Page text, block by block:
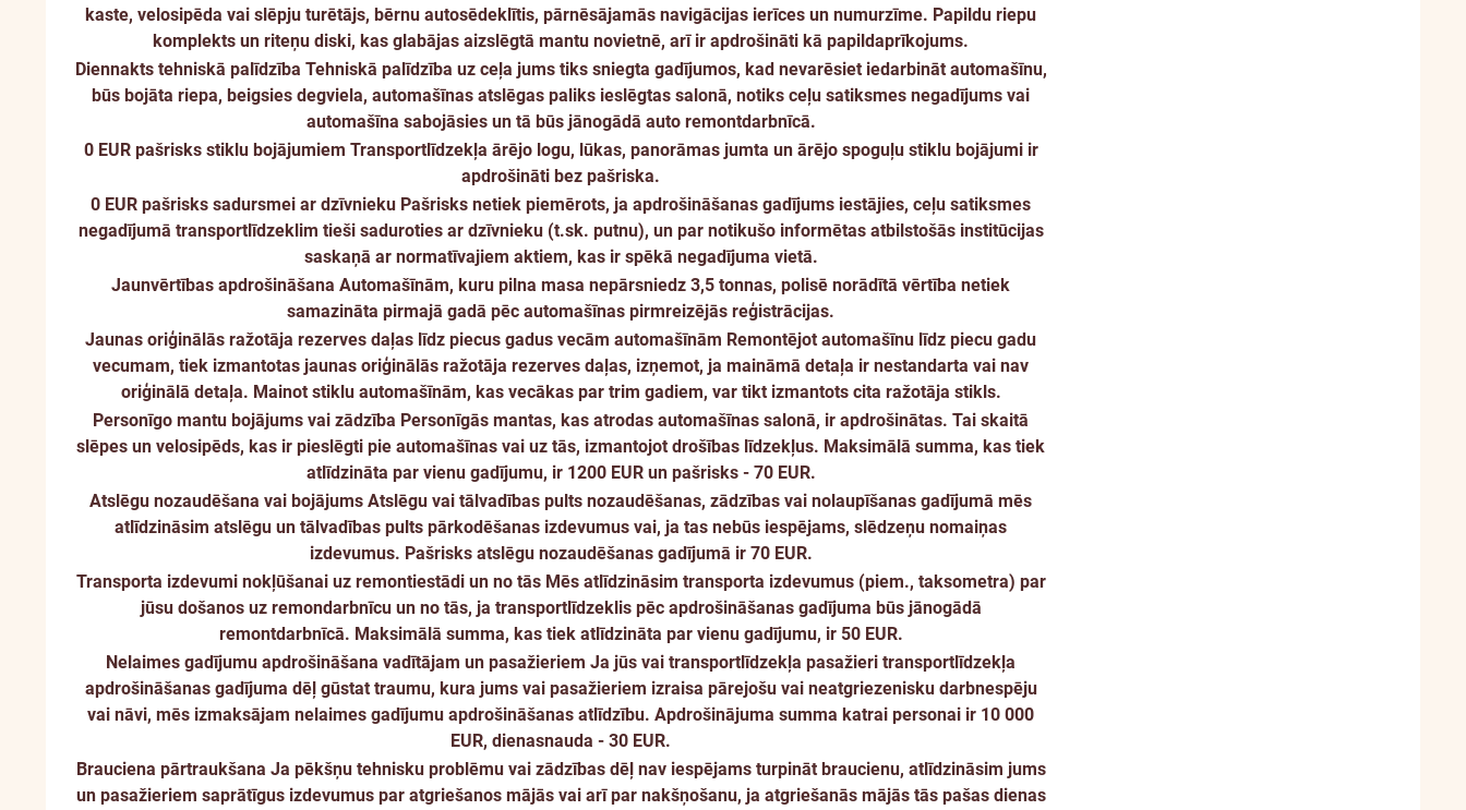
kaste, velosipēda vai slēpju turētājs, bērnu autosēdeklītis, pārnēsājamās navigācijas ierīces un numurzīme. Papildu riepu
komplekts un riteņu diski, kas glabājas aizslēgtā mantu novietnē, arī ir apdrošināti kā papildaprīkojums.
Diennakts tehniskā palīdzība Tehniskā palīdzība uz ceļa jums tiks sniegta gadījumos, kad nevarēsiet iedarbināt automašīnu,
būs bojāta riepa, beigsies degviela, automašīnas atslēgas paliks ieslēgtas salonā, notiks ceļu satiksmes negadījums vai
automašīna sabojāsies un tā būs jānogādā auto remontdarbnīcā.
0 EUR pašrisks stiklu bojājumiem Transportlīdzekļa ārējo logu, lūkas, panorāmas jumta un ārējo spoguļu stiklu bojājumi ir
apdrošināti bez pašriska.
0 EUR pašrisks sadursmei ar dzīvnieku Pašrisks netiek piemērots, ja apdrošināšanas gadījums iestājies, ceļu satiksmes
negadījumā transportlīdzeklim tieši saduroties ar dzīvnieku (t.sk. putnu), un par notikušo informētas atbilstošās institūcijas
saskaņā ar normatīvajiem aktiem, kas ir spēkā negadījuma vietā.
Jaunvērtības apdrošināšana Automašīnām, kuru pilna masa nepārsniedz 3,5 tonnas, polisē norādītā vērtība netiek
samazināta pirmajā gadā pēc automašīnas pirmreizējās reģistrācijas.
Jaunas oriģinālās ražotāja rezerves daļas līdz piecus gadus vecām automašīnām Remontējot automašīnu līdz piecu gadu
vecumam, tiek izmantotas jaunas oriģinālās ražotāja rezerves daļas, izņemot, ja maināmā detaļa ir nestandarta vai nav
oriģinālā detaļa. Mainot stiklu automašīnām, kas vecākas par trim gadiem, var tikt izmantots cita ražotāja stikls.
Personīgo mantu bojājums vai zādzība Personīgās mantas, kas atrodas automašīnas salonā, ir apdrošinātas. Tai skaitā
slēpes un velosipēds, kas ir pieslēgti pie automašīnas vai uz tās, izmantojot drošības līdzekļus. Maksimālā summa, kas tiek
atlīdzināta par vienu gadījumu, ir 1200 EUR un pašrisks - 70 EUR.
Atslēgu nozaudēšana vai bojājums Atslēgu vai tālvadības pults nozaudēšanas, zādzības vai nolaupīšanas gadījumā mēs
atlīdzināsim atslēgu un tālvadības pults pārkodēšanas izdevumus vai, ja tas nebūs iespējams, slēdzeņu nomaiņas
izdevumus. Pašrisks atslēgu nozaudēšanas gadījumā ir 70 EUR.
Transporta izdevumi nokļūšanai uz remontiestādi un no tās Mēs atlīdzināsim transporta izdevumus (piem., taksometra) par
jūsu došanos uz remondarbnīcu un no tās, ja transportlīdzeklis pēc apdrošināšanas gadījuma būs jānogādā
remontdarbnīcā. Maksimālā summa, kas tiek atlīdzināta par vienu gadījumu, ir 50 EUR.
Nelaimes gadījumu apdrošināšana vadītājam un pasažieriem Ja jūs vai transportlīdzekļa pasažieri transportlīdzekļa
apdrošināšanas gadījuma dēļ gūstat traumu, kura jums vai pasažieriem izraisa pārejošu vai neatgriezenisku darbnespēju
vai nāvi, mēs izmaksājam nelaimes gadījumu apdrošināšanas atlīdzību. Apdrošinājuma summa katrai personai ir 10 000
EUR, dienasnauda - 30 EUR.
Brauciena pārtraukšana Ja pēkšņu tehnisku problēmu vai zādzības dēļ nav iespējams turpināt braucienu, atlīdzināsim jums
un pasažieriem saprātīgus izdevumus par atgriešanos mājās vai arī par nakšņošanu, ja atgriešanās mājās tās pašas dienas